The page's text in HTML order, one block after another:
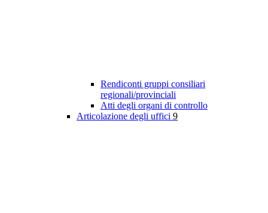
Rendiconti gruppi consiliari
regionali/provinciali
Atti degli organi di controllo
Articolazione degli uffici 9